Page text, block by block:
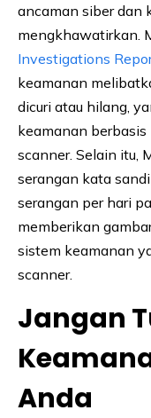
ancaman siber dan
mengkhawatirkan.
Investigations
keamanan
dicuri atau hilang,
keamanan
scanner. Selain itu,
serangan kata
serangan per hari
memberikan
sistem keamanan
scanner.
Jangan
Anda